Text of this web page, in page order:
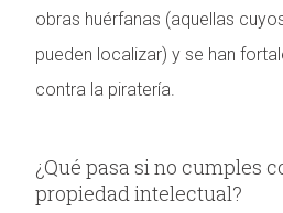
obras huérfanas (aquellas
pueden localizar) y se han
contra la piratería.
¿Qué pasa si no cumples
propiedad intelectual?